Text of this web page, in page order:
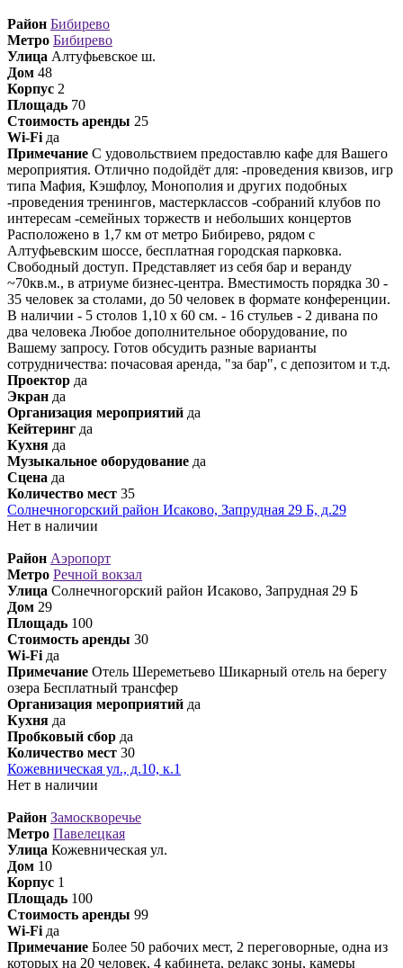
Район Бибирево
Метро Бибирево
Улица Алтуфьевское ш.
Дом 48
Корпус 2
Площадь 70
Стоимость аренды 25
Wi-Fi да
Примечание С удовольствием предоставлю кафе для Вашего
мероприятия. Отлично подойдёт для: -проведения квизов, игр
типа Мафия, Кэшфлоу, Монополия и других подобных
-проведения тренингов, мастерклассов -собраний клубов по
интересам -семейных торжеств и небольших концертов
Расположено в 1,7 км от метро Бибирево, рядом с
Алтуфьевским шоссе, бесплатная городская парковка.
Свободный доступ. Представляет из себя бар и веранду
~70кв.м., в атриуме бизнес-центра. Вместимость порядка 30 -
35 человек за столами, до 50 человек в формате конференции.
В наличии - 5 столов 1,10 х 60 см. - 16 стульев - 2 дивана по
два человека Любое дополнительное оборудование, по
Вашему запросу. Готов обсудить разные варианты
сотрудничества: почасовая аренда, "за бар", с депозитом и т.д.
Проектор да
Экран да
Организация мероприятий да
Кейтеринг да
Кухня да
Музыкальное оборудование да
Сцена да
Количество мест 35
Солнечногорский район Исаково, Запрудная 29 Б, д.29
Нет в наличии
Район Аэропорт
Метро Речной вокзал
Улица Солнечногорский район Исаково, Запрудная 29 Б
Дом 29
Площадь 100
Стоимость аренды 30
Wi-Fi да
Примечание Отель Шереметьево Шикарный отель на берегу
озера Бесплатный трансфер
Организация мероприятий да
Кухня да
Пробковый сбор да
Количество мест 30
Кожевническая ул., д.10, к.1
Нет в наличии
Район Замоскворечье
Метро Павелецкая
Улица Кожевническая ул.
Дом 10
Корпус 1
Площадь 100
Стоимость аренды 99
Wi-Fi да
Примечание Более 50 рабочих мест, 2 переговорные, одна из
которых на 20 человек, 4 кабинета, релакс зоны, камеры